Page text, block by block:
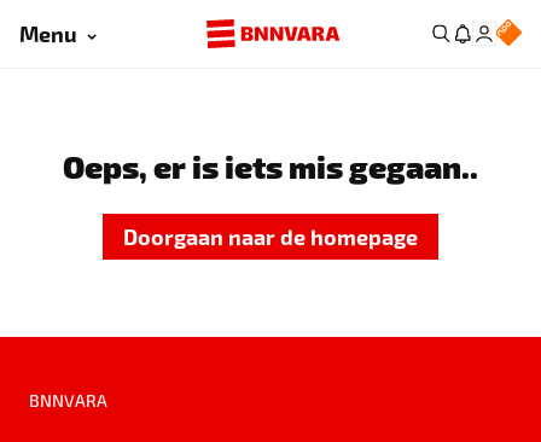
Menu
Oeps, er is iets mis gegaan..
Doorgaan naar de homepage
BNNVARA